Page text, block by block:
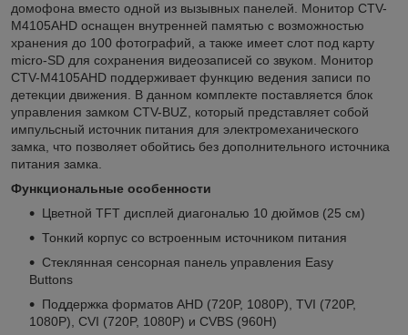
домофона вместо одной из вызывных панелей. Монитор CTV-
M4105AHD оснащен внутренней памятью с возможностью
хранения до 100 фотографий, а также имеет слот под карту
micro-SD для сохранения видеозаписей со звуком. Монитор
CTV-M4105AHD поддерживает функцию ведения записи по
детекции движения. В данном комплекте поставляется блок
управления замком CTV-BUZ, который представляет собой
импульсный источник питания для электромеханического
замка, что позволяет обойтись без дополнительного источника
питания замка.
Функциональные особенности
Цветной TFT дисплей диагональю 10 дюймов (25 см)
Тонкий корпус со встроенным источником питания
Стеклянная сенсорная панель управления Easy
Buttons
Поддержка форматов AHD (720P, 1080P), TVI (720P,
1080P), CVI (720P, 1080P) и CVBS (960H)